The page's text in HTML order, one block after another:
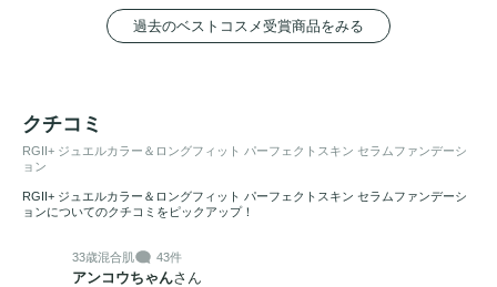
過去のベストコスメ受賞商品をみる
クチコミ
RGII+ ジュエルカラー＆ロングフィット パーフェクトスキン セラムファンデーシ
ョン
RGII+ ジュエルカラー＆ロングフィット パーフェクトスキン セラムファンデーシ
ョンについてのクチコミをピックアップ！
33歳混合肌 43件
アンコウちゃんさん